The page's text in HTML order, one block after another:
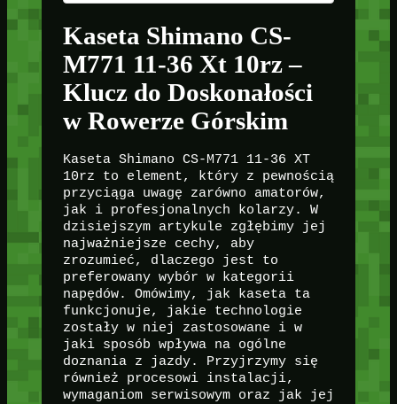
Kaseta Shimano CS-
M771 11-36 Xt 10rz –
Klucz do Doskonałości
w Rowerze Górskim
Kaseta Shimano CS-M771 11-36 XT
10rz to element, który z pewnością
przyciąga uwagę zarówno amatorów,
jak i profesjonalnych kolarzy. W
dzisiejszym artykule zgłębimy jej
najważniejsze cechy, aby
zrozumieć, dlaczego jest to
preferowany wybór w kategorii
napędów. Omówimy, jak kaseta ta
funkcjonuje, jakie technologie
zostały w niej zastosowane i w
jaki sposób wpływa na ogólne
doznania z jazdy. Przyjrzymy się
również procesowi instalacji,
wymaganiom serwisowym oraz jak jej